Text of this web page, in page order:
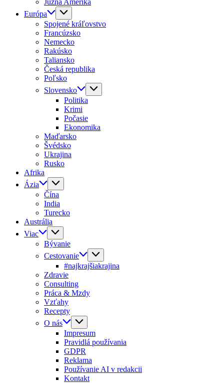
Južná Amerika
Európa
Spojené kráľovstvo
Francúzsko
Nemecko
Rakúsko
Taliansko
Česká republika
Poľsko
Slovensko
Politika
Krimi
Počasie
Ekonomika
Maďarsko
Švédsko
Ukrajina
Rusko
Afrika
Ázia
Čína
India
Turecko
Austrália
Viac
Bývanie
Cestovanie
#najkrajšiakrajina
Zdravie
Consulting
Práca & Mzdy
Vzťahy
Recepty
O nás
Impresum
Pravidlá používania
GDPR
Reklama
Používanie AI v redakcii
Kontakt